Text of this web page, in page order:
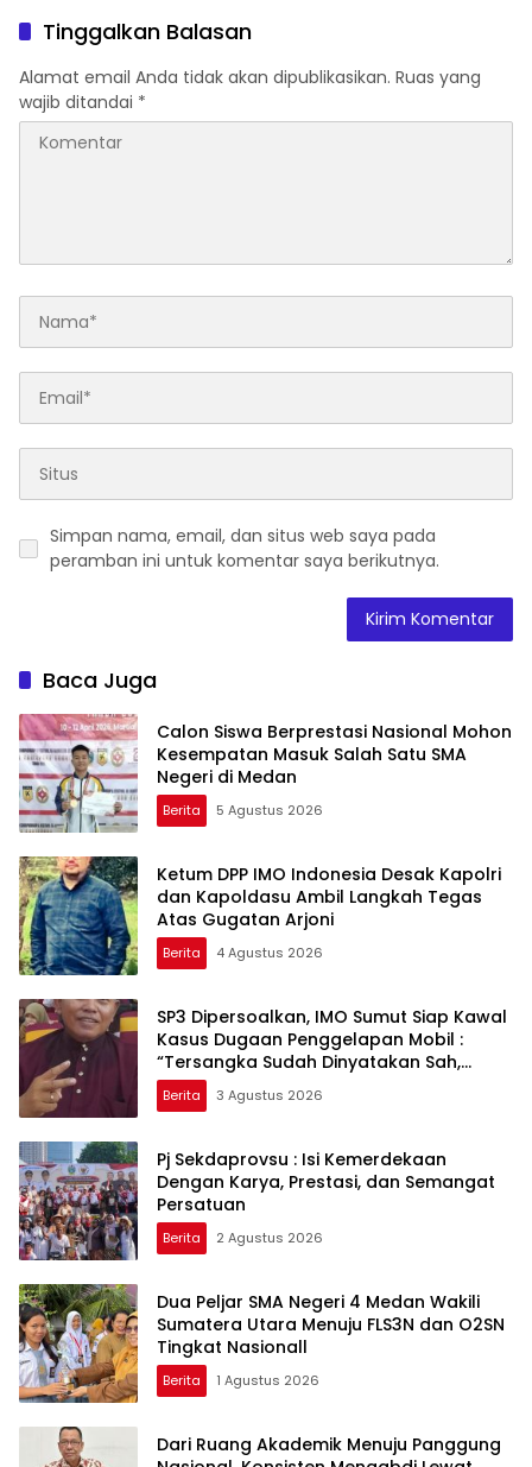
Tinggalkan Balasan
Alamat email Anda tidak akan dipublikasikan. Ruas yang
wajib ditandai *
Simpan nama, email, dan situs web saya pada
peramban ini untuk komentar saya berikutnya.
Baca Juga
Calon Siswa Berprestasi Nasional Mohon
Kesempatan Masuk Salah Satu SMA
Negeri di Medan
Berita 5 Agustus 2026
Ketum DPP IMO Indonesia Desak Kapolri
dan Kapoldasu Ambil Langkah Tegas
Atas Gugatan Arjoni
Berita 4 Agustus 2026
SP3 Dipersoalkan, IMO Sumut Siap Kawal
Kasus Dugaan Penggelapan Mobil :
“Tersangka Sudah Dinyatakan Sah,
Mengapa Perkara Dihentikan?”
Berita 3 Agustus 2026
Pj Sekdaprovsu : Isi Kemerdekaan
Dengan Karya, Prestasi, dan Semangat
Persatuan
Berita 2 Agustus 2026
Dua Peljar SMA Negeri 4 Medan Wakili
Sumatera Utara Menuju FLS3N dan O2SN
Tingkat Nasionall
Berita 1 Agustus 2026
Dari Ruang Akademik Menuju Panggung